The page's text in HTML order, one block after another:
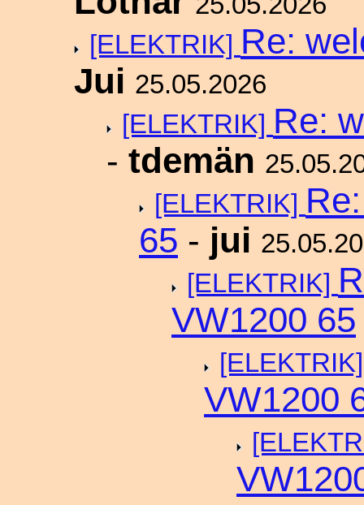
[ELEKTRIK] Re:
Jui 25.05.2026
[ELEKTRIK] Re:
- tdemän
[ELEKTRIK]
65 - jui
[ELEKTRIK]
VW1200 65
VW1200